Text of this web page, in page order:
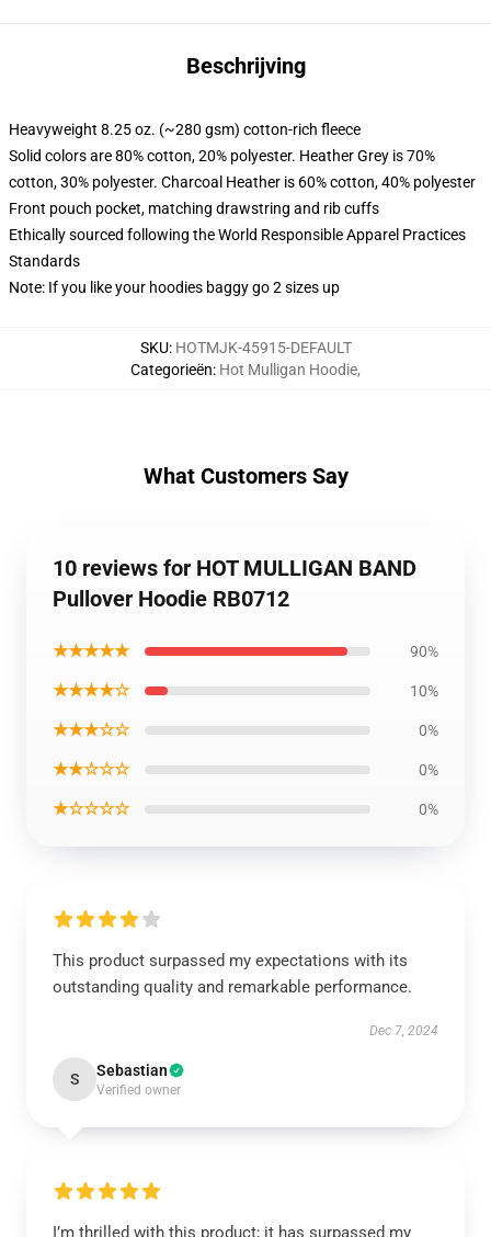
Beschrijving
Heavyweight 8.25 oz. (~280 gsm) cotton-rich fleece
Solid colors are 80% cotton, 20% polyester. Heather Grey is 70%
cotton, 30% polyester. Charcoal Heather is 60% cotton, 40% polyester
Front pouch pocket, matching drawstring and rib cuffs
Ethically sourced following the World Responsible Apparel Practices
Standards
Note: If you like your hoodies baggy go 2 sizes up
SKU: HOTMJK-45915-DEFAULT
Categorieën: Hot Mulligan Hoodie,
What Customers Say
10 reviews for HOT MULLIGAN BAND
Pullover Hoodie RB0712
★★★★★ 90%
★★★★☆ 10%
★★★☆☆ 0%
★★☆☆☆ 0%
★☆☆☆☆ 0%
This product surpassed my expectations with its
outstanding quality and remarkable performance.
Dec 7, 2024
S Sebastian
Verified owner
I’m thrilled with this product; it has surpassed my